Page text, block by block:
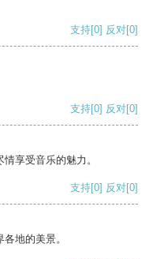
支持[0] 反对[0]
支持[0] 反对[0]
享受音乐的魅力。
支持[0] 反对[0]
地的美景。